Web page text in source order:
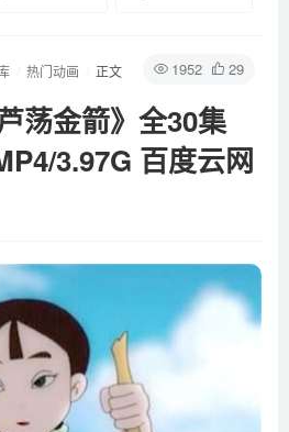
1952 29
热门动画 正文
荡金箭》全30集
3.97G 百度云网